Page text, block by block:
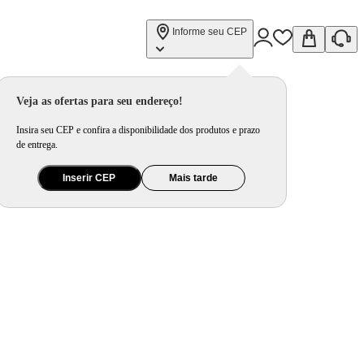
Informe seu CEP
Veja as ofertas para seu endereço!
Insira seu CEP e confira a disponibilidade dos produtos e prazo
de entrega.
Inserir CEP Mais tarde